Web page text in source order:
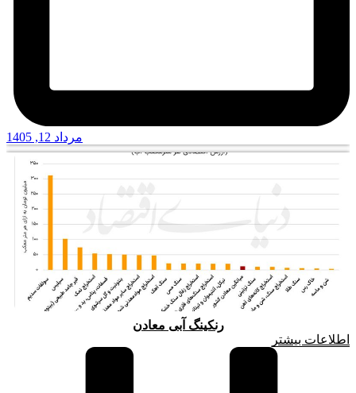
مرداد 12, 1405
رنکینگ آبی معادن
اطلاعات بیشتر